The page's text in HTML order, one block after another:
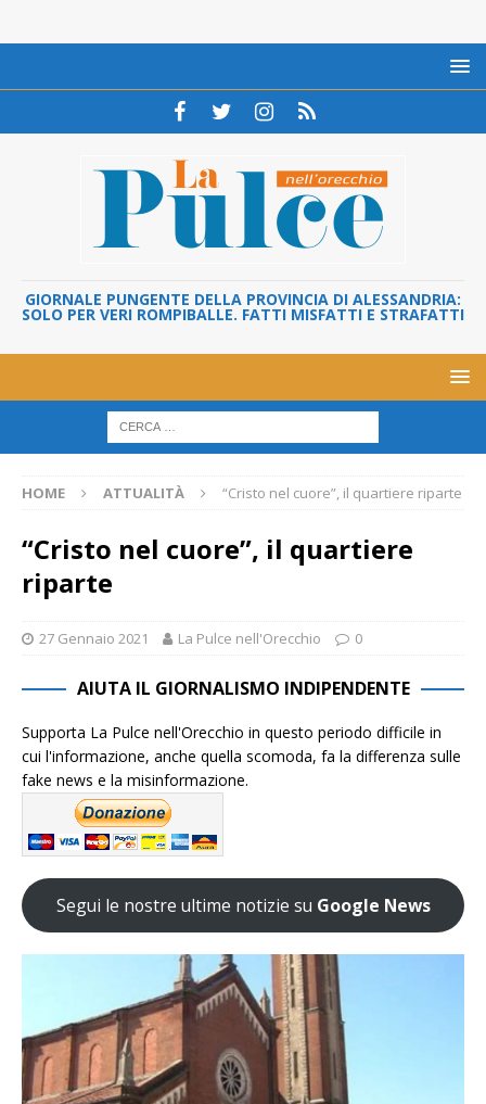
GIORNALE PUNGENTE DELLA PROVINCIA DI ALESSANDRIA:
SOLO PER VERI ROMPIBALLE. FATTI MISFATTI E STRAFATTI
HOME ATTUALITÀ “Cristo nel cuore”, il quartiere riparte
“Cristo nel cuore”, il quartiere
riparte
27 Gennaio 2021 La Pulce nell'Orecchio 0
AIUTA IL GIORNALISMO INDIPENDENTE
Supporta La Pulce nell'Orecchio in questo periodo difficile in
cui l'informazione, anche quella scomoda, fa la differenza sulle
fake news e la misinformazione.
Segui le nostre ultime notizie su Google News